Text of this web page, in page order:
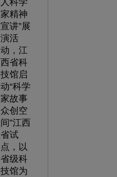
人科学
家精神
宣讲”展
演活
动，江
西省科
技馆启
动“科学
家故事
众创空
间”江西
省试
点，以
省级科
技馆为